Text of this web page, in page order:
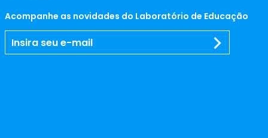
Acompanhe as novidades do Laboratório de Educação